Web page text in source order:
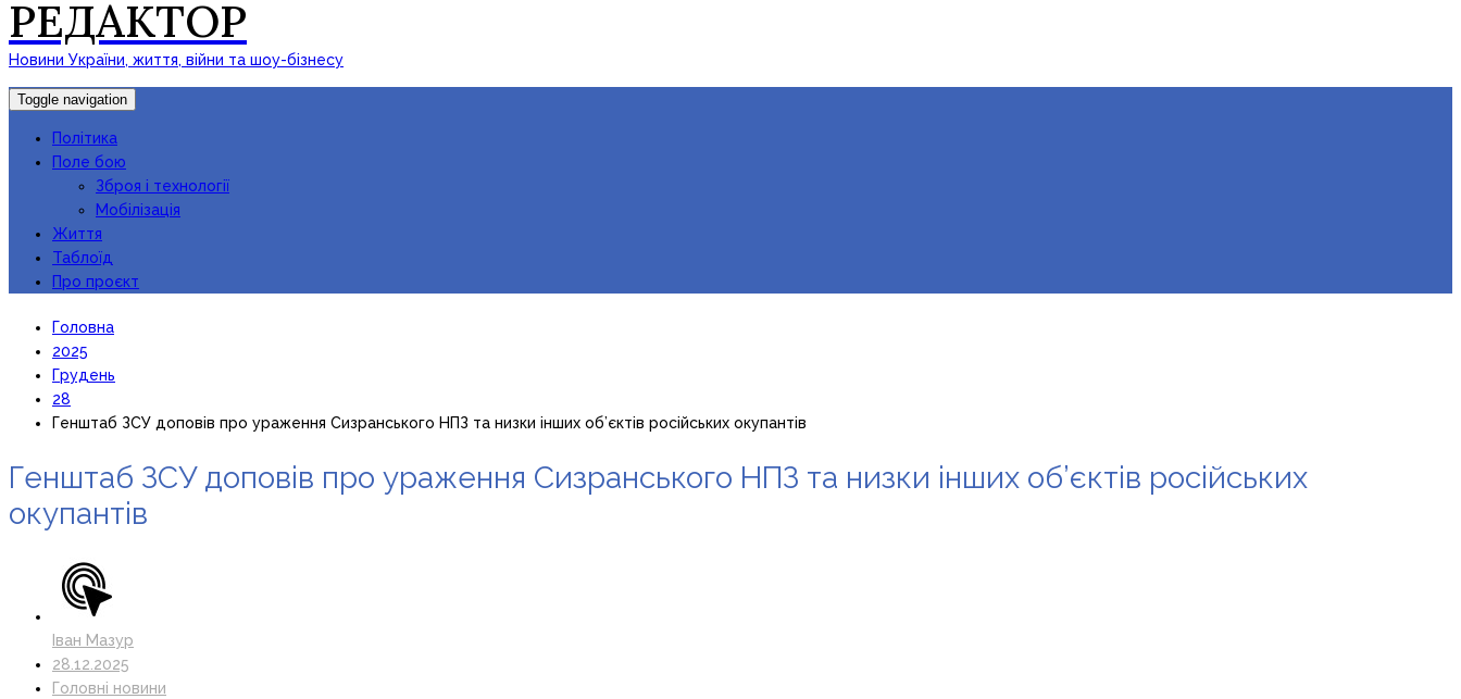
РЕДАКТОР
Новини України, життя, війни та шоу-бізнесу
Toggle navigation
Політика
Поле бою
Зброя і технології
Мобілізація
Життя
Таблоїд
Про проєкт
Головна
2025
Грудень
28
Генштаб ЗСУ доповів про ураження Сизранського НПЗ та низки інших об’єктів російських окупантів
Генштаб ЗСУ доповів про ураження Сизранського НПЗ та низки інших об’єктів російських
окупантів
Іван Мазур
28.12.2025
Головні новини